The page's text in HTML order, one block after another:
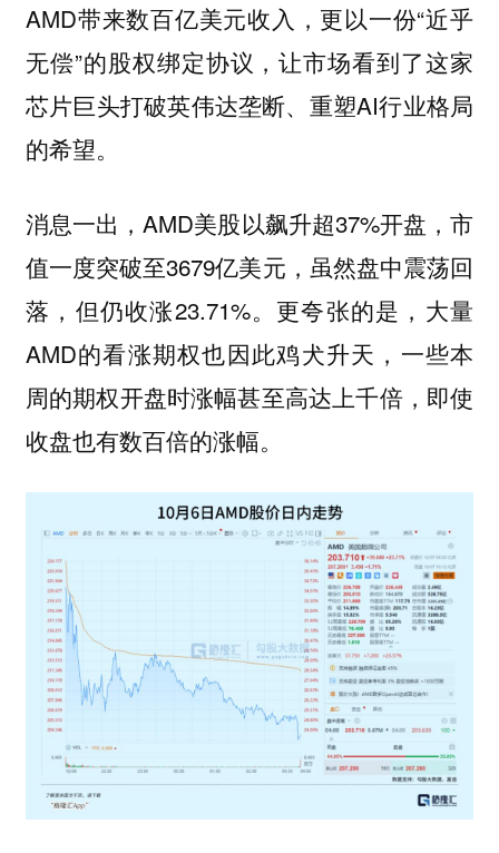
AMD带来数百亿美元收入，更以一份“近乎
无偿”的股权绑定协议，让市场看到了这家
芯片巨头打破英伟达垄断、重塑AI行业格局
的希望。
消息一出，AMD美股以飙升超37%开盘，市
值一度突破至3679亿美元，虽然盘中震荡回
落，但仍收涨23.71%。更夸张的是，大量
AMD的看涨期权也因此鸡犬升天，一些本
周的期权开盘时涨幅甚至高达上千倍，即使
收盘也有数百倍的涨幅。